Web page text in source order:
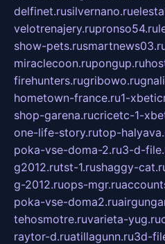
delfinet.rusilvernano.ru
velotrenajery.rupronso54.ru
show-pets.ru
miraclecoon.rupongup.ru
firehunters.rugribowo.ru
hometown-france.ru1-
shop-garena.rucricetc-1-
one-life-story.rutop-
poka-vse-doma-2.ru3-d-
g2012.rutst-1.rushaggy-
g-2012.ruops-mgr.ru
poka-vse-doma2.ru
tehosmotre.ruvarieta-yug.ru
raytor-d.ruatillagunn.ru3d-